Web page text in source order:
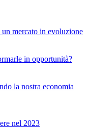
mercato in evoluzione
in opportunità?
la nostra economia
nel 2023